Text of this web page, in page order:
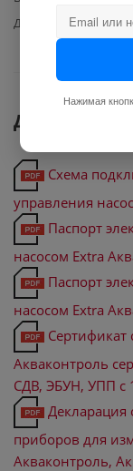
Датчик давления
Документы
Схема
управления
Паспорт
насосом Extra
Паспорт
насосом Extra
Сертификат
Акваконтроль
СДВ, ЭБУН, УПП с
Декларация
приборов для
Акваконтроль,
Нажимая